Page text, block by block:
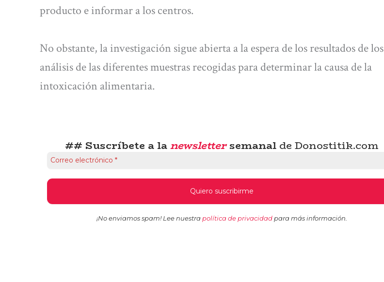
producto e informar a los centros.
No obstante, la investigación sigue abierta a la espera de los resultados de los
análisis de las diferentes muestras recogidas para determinar la causa de la
intoxicación alimentaria.
## Suscríbete a lanewslettersemanal de Donostitik.com
¡No enviamos spam! Lee nuestrapolítica de privacidadpara más información.